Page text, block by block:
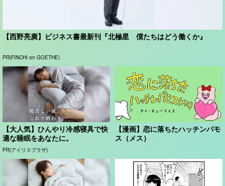
【西野亮廣】ビジネス書最新刊『北極星 僕たちはどう働くか』
PR(FINCHI on GOETHE)
【大人気】ひんやり冷感寝具で快
適な睡眠をあなたに。
PR(アイリスプラザ)
【漫画】恋に落ちたハッチンパモ
ス（メス）